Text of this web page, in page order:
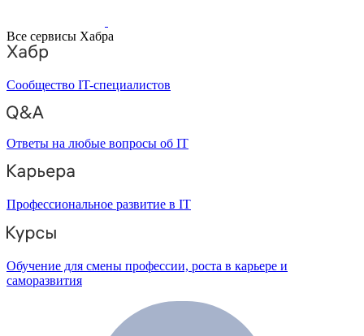
Все сервисы Хабра
Сообщество IT-специалистов
Ответы на любые вопросы об IT
Профессиональное развитие в IT
Обучение для смены профессии, роста в карьере и
саморазвития